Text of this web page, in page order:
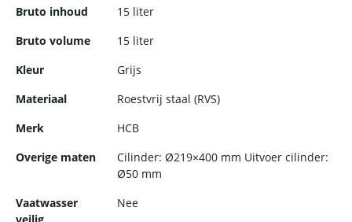
Bruto inhoud
15 liter
Bruto volume
15 liter
Kleur
Grijs
Materiaal
Roestvrij staal (RVS)
Merk
HCB
Overige maten
Cilinder: Ø219×400 mm Uitvoer cilinder:
Ø50 mm
Vaatwasser
Nee